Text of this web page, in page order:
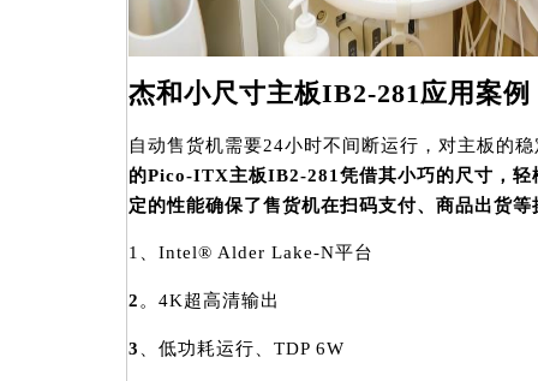
杰和小尺寸主板IB2-281应用案例
自动售货机需要24小时不间断运行，对主板的
的Pico-ITX主板IB2-281凭借其小巧的尺寸，轻
定的性能确保了售货机在扫码支付、商品出货
1、Intel® Alder Lake-N平台
2 。4K超高清输出
3 、低功耗运行、TDP 6W